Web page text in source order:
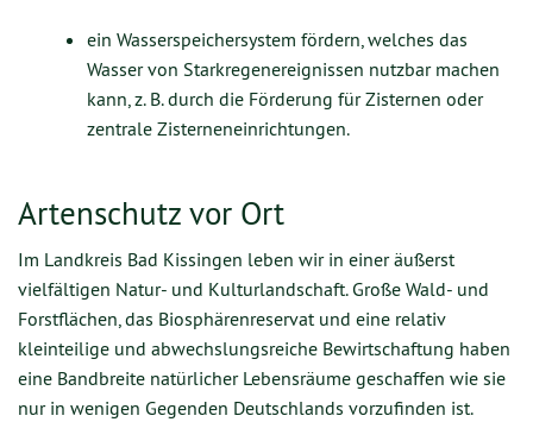
ein Wasserspeichersystem fördern, welches das
Wasser von Starkregenereignissen nutzbar machen
kann, z. B. durch die Förderung für Zisternen oder
zentrale Zisterneneinrichtungen.
Artenschutz vor Ort
Im Landkreis Bad Kissingen leben wir in einer äußerst
vielfältigen Natur- und Kulturlandschaft. Große Wald- und
Forstflächen, das Biosphärenreservat und eine relativ
kleinteilige und abwechslungsreiche Bewirtschaftung haben
eine Bandbreite natürlicher Lebensräume geschaffen wie sie
nur in wenigen Gegenden Deutschlands vorzufinden ist.